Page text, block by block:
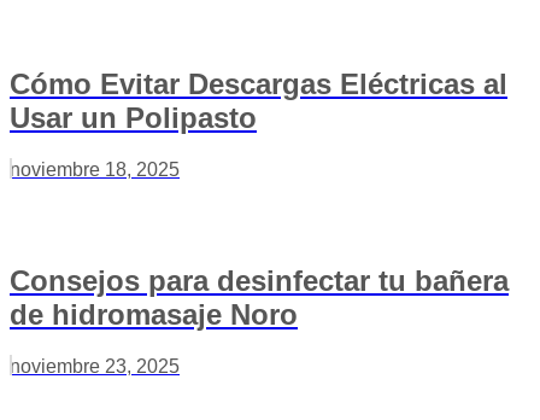
Cómo Evitar Descargas Eléctricas al
Usar un Polipasto
noviembre 18, 2025
Consejos para desinfectar tu bañera
de hidromasaje Noro
noviembre 23, 2025